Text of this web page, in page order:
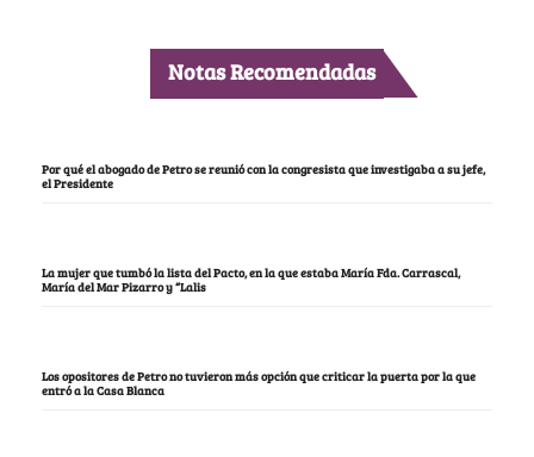
Notas Recomendadas
Por qué el abogado de Petro se reunió con la congresista que investigaba a su jefe,
el Presidente
La mujer que tumbó la lista del Pacto, en la que estaba María Fda. Carrascal,
María del Mar Pizarro y “Lalis
Los opositores de Petro no tuvieron más opción que criticar la puerta por la que
entró a la Casa Blanca